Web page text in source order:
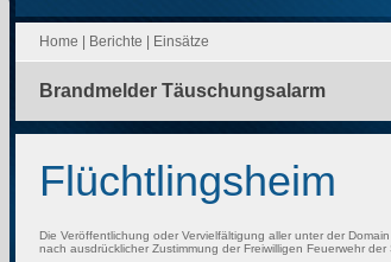
Home Berichte Einsätze
Brandmelder Täuschungsalarm
Flüchtlingsheim
Die Veröffentlichung oder Vervielfältigung aller unter der
nach ausdrücklicher Zustimmung der Freiwilligen Feuerwehr